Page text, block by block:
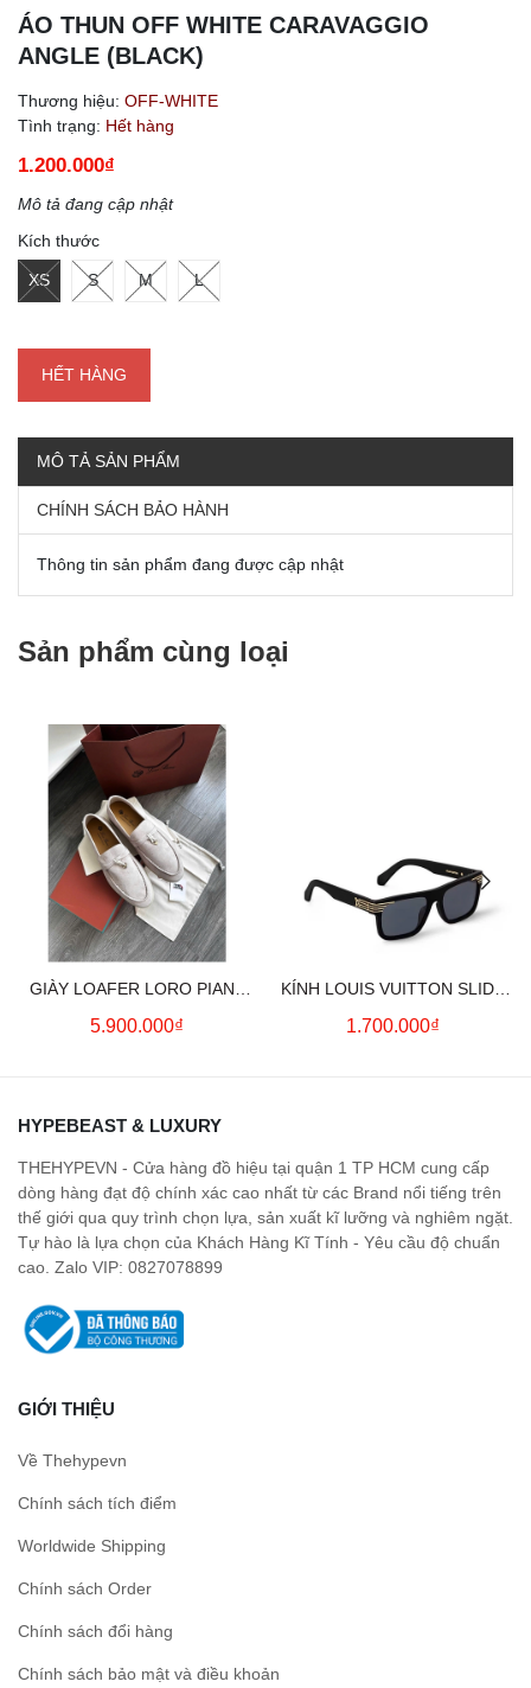
ÁO THUN OFF WHITE CARAVAGGIO
ANGLE (BLACK)
Thương hiệu: OFF-WHITE
Tình trạng: Hết hàng
1.200.000₫
Mô tả đang cập nhật
Kích thước
XS S M L
HẾT HÀNG
MÔ TẢ SẢN PHẨM
CHÍNH SÁCH BẢO HÀNH
Thông tin sản phẩm đang được cập nhật
Sản phẩm cùng loại
GIÀY LOAFER LORO PIANA
SUMMER CHARMS (CREAM)
5.900.000₫
KÍNH LOUIS VUITTON SLIDE
SQUARE SUNGLASSES
1.700.000₫
HYPEBEAST & LUXURY
THEHYPEVN - Cửa hàng đồ hiệu tại quận 1 TP HCM cung cấp
dòng hàng đạt độ chính xác cao nhất từ các Brand nổi tiếng trên
thế giới qua quy trình chọn lựa, sản xuất kĩ lưỡng và nghiêm ngặt.
Tự hào là lựa chọn của Khách Hàng Kĩ Tính - Yêu cầu độ chuẩn
cao. Zalo VIP: 0827078899
GIỚI THIỆU
Về Thehypevn
Chính sách tích điểm
Worldwide Shipping
Chính sách Order
Chính sách đổi hàng
Chính sách bảo mật và điều khoản